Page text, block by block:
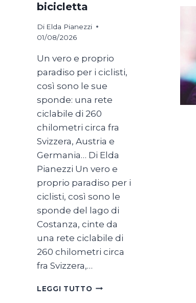
bicicletta
Di Elda Pianezzi
01/08/2026
Un vero e proprio
paradiso per i ciclisti,
così sono le sue
sponde: una rete
ciclabile di 260
chilometri circa fra
Svizzera, Austria e
Germania… Di Elda
Pianezzi Un vero e
proprio paradiso per i
ciclisti, così sono le
sponde del lago di
Costanza, cinte da
una rete ciclabile di
260 chilometri circa
fra Svizzera,…
LEGGI TUTTO SUL